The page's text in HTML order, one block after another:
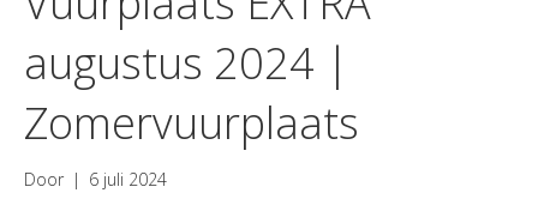
augustus 2024 |
Zomervuurplaats
Door | 6 juli 2024